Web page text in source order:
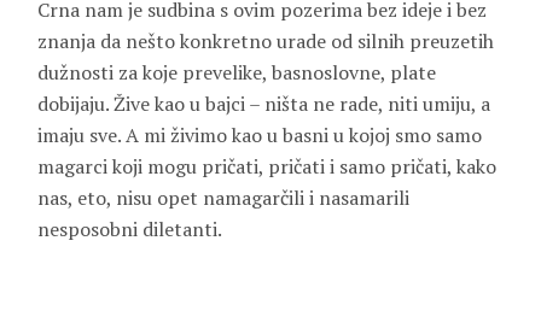
Crna nam je sudbina s ovim pozerima bez ideje i bez
znanja da nešto konkretno urade od silnih preuzetih
dužnosti za koje prevelike, basnoslovne, plate
dobijaju. Žive kao u bajci – ništa ne rade, niti umiju, a
imaju sve. A mi živimo kao u basni u kojoj smo samo
magarci koji mogu pričati, pričati i samo pričati, kako
nas, eto, nisu opet namagarčili i nasamarili
nesposobni diletanti.